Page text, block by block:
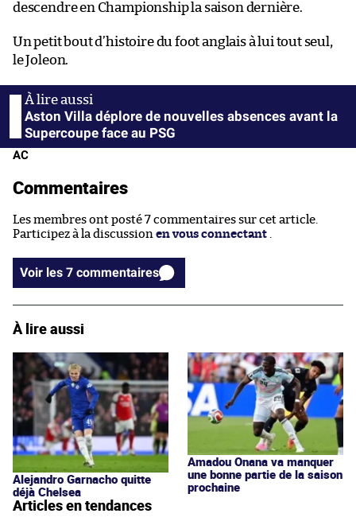
descendre en Championship la saison dernière.
Un petit bout d’histoire du foot anglais à lui tout seul,
le Joleon.
Aston Villa déplore de nouvelles absences avant la
Supercoupe face au PSG
AC
Commentaires
Les membres ont posté 7 commentaires sur cet article.
Participez à la discussion en vous connectant .
Voir les 7 commentaires
À lire aussi
Alejandro Garnacho quitte
déjà Chelsea
Amadou Onana va manquer
une bonne partie de la saison
prochaine
Articles en tendances